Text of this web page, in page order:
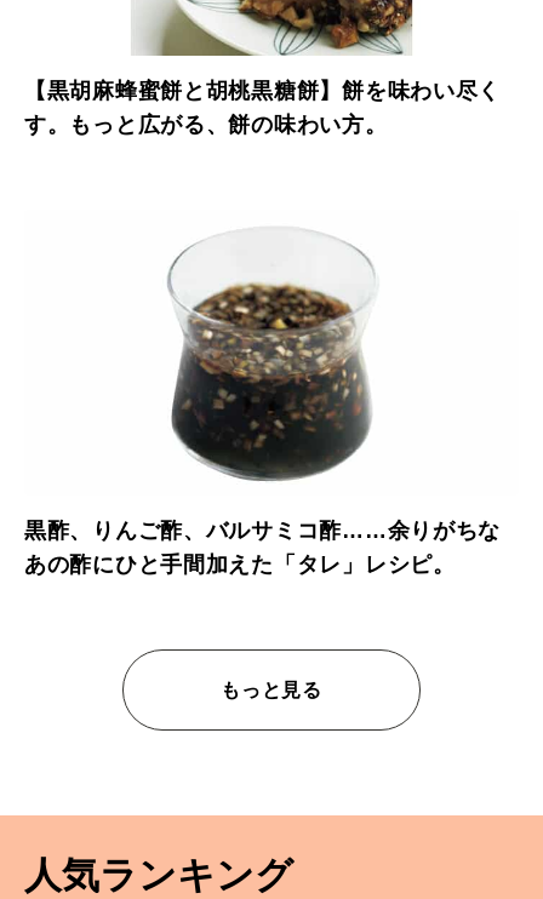
【黒胡麻蜂蜜餅と胡桃黒糖餅】餅を味わい尽く
す。もっと広がる、餅の味わい方。
黒酢、りんご酢、バルサミコ酢……余りがちな
あの酢にひと手間加えた「タレ」レシピ。
もっと見る
人気ランキング